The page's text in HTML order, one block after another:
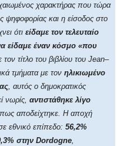
χαρακτήρας που τώρα
ψηφοφορίας και η είσοδος στο
ότι είδαμε τον τελευταίο
είδαμε έναν κόσμο «που
τίτλο του βιβλίου του Jean–
τμήματα με τον ηλικιωμένο
, αυτός ο δημοκρατικός
νωρίς, αντιστάθηκε λίγο
αποδείχτηκε. Η αποχή
εθνικό επίπεδο: 56,2%
στην Dordogne,